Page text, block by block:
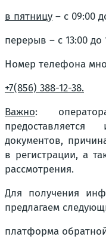
в пятницу – с 09:00
перерыв – с 13:00 до
Номер телефона
+7(856) 388-12-38.
Важно:
документов,
в регистрации, а
рассмотрения.
Для получения
предлагаем
платформа